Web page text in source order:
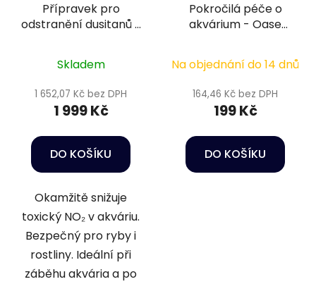
Přípravek pro
odstranění dusitanů v
Skladem
1 652,07 Kč bez DPH
1 999 Kč
DO KOŠÍKU
Okamžitě snižuje
toxický NO₂ v akváriu.
Bezpečný pro ryby i
rostliny. Ideální při
záběhu akvária a po
Pokročilá péče o
akvárium - Oase
Bacteria 100 ml
Na objednání do 14 dnů
164,46 Kč bez DPH
199 Kč
DO KOŠÍKU